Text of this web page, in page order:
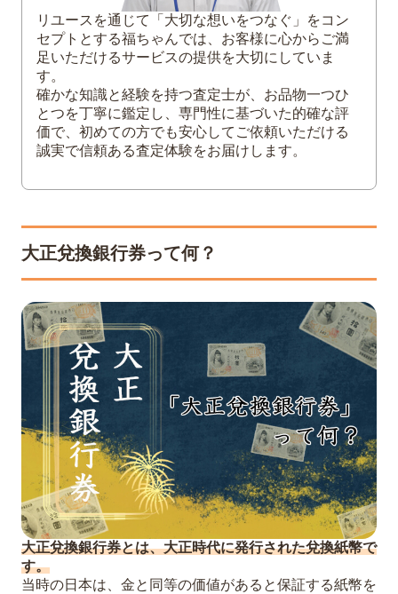
改造兌換銀行券
甲号・乙号兌換銀行券
4
フリマアプリ
ネットオークション
買取業者
リユースを通じて「大切な想いをつなぐ」をコン
セプトとする福ちゃんでは、お客様に心からご満
足いただけるサービスの提供を大切にしていま
す。
確かな知識と経験を持つ査定士が、お品物一つひ
とつを丁寧に鑑定し、専門性に基づいた的確な評
価で、初めての方でも安心してご依頼いただける
誠実で信頼ある査定体験をお届けします。
大正兌換銀行券って何？
大正兌換銀行券とは、大正時代に発行された兌換紙幣で
す。
当時の日本は、金と同等の価値があると保証する紙幣を